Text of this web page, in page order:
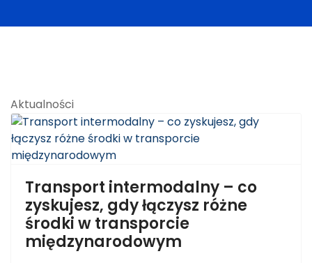
Aktualności
Transport intermodalny – co
zyskujesz, gdy łączysz różne
środki w transporcie
międzynarodowym